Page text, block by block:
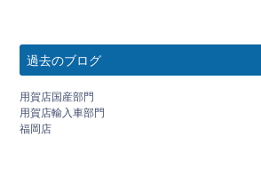
過去のブログ
用賀店国産部門
用賀店輸入車部門
福岡店